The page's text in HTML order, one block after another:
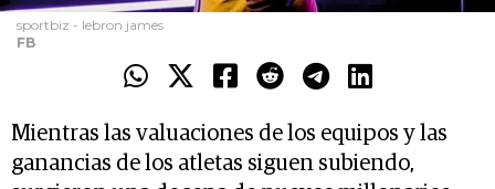
sportbiz - lebron james
FB
Mientras las valuaciones de los equipos y las
ganancias de los atletas siguen subiendo,